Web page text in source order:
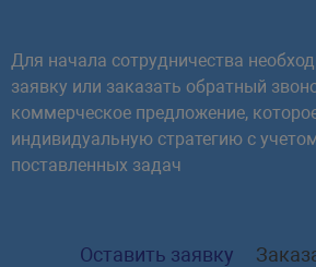
Для начала сотрудничества
заявку или заказать обратный
коммерческое предложение,
индивидуальную стратегию с
поставленных задач
Оставить заявку